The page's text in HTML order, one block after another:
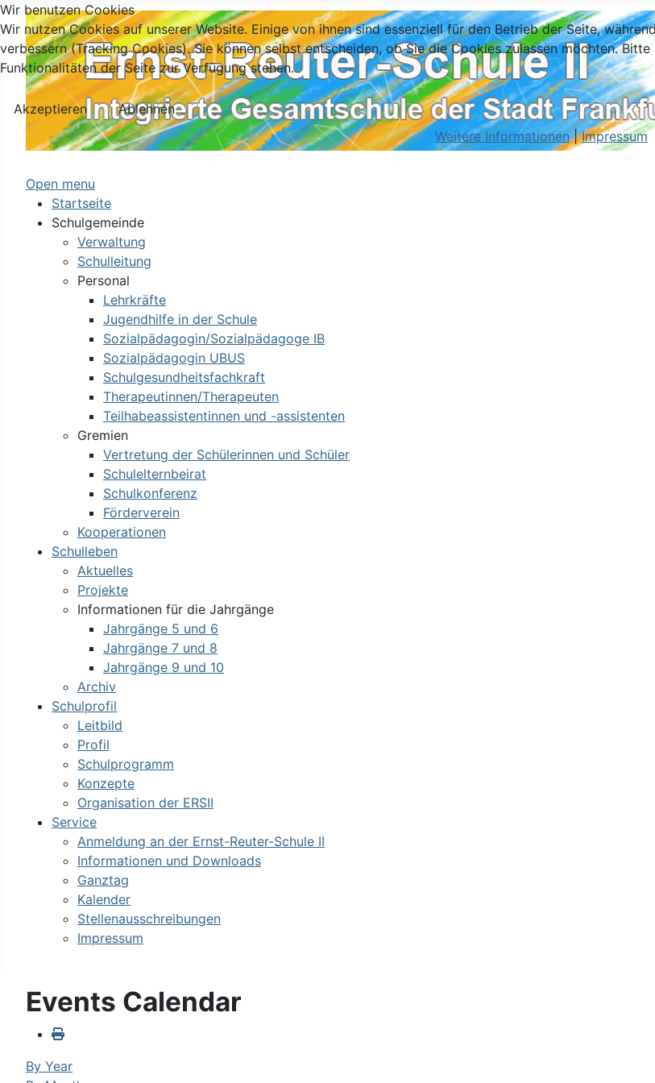
Open menu
Startseite
Schulgemeinde
Verwaltung
Schulleitung
Personal
Lehrkräfte
Jugendhilfe in der Schule
Sozialpädagogin/Sozialpädagoge IB
Sozialpädagogin UBUS
Schulgesundheitsfachkraft
Therapeutinnen/Therapeuten
Teilhabeassistentinnen und -assistenten
Gremien
Vertretung der Schülerinnen und Schüler
Schulelternbeirat
Schulkonferenz
Förderverein
Kooperationen
Schulleben
Aktuelles
Projekte
Informationen für die Jahrgänge
Jahrgänge 5 und 6
Jahrgänge 7 und 8
Jahrgänge 9 und 10
Archiv
Schulprofil
Leitbild
Profil
Schulprogramm
Konzepte
Organisation der ERSII
Service
Anmeldung an der Ernst-Reuter-Schule II
Informationen und Downloads
Ganztag
Kalender
Stellenausschreibungen
Impressum
Events Calendar
By Year
Wir benutzen Cookies
Wir nutzen Cookies auf unserer Website. Einige von ihnen sind essenziell für den Betrieb der Seite,
verbessern (Tracking Cookies). Sie können selbst entscheiden, ob Sie die Cookies zulassen möchten.
Funktionalitäten der Seite zur Verfügung stehen.
Akzeptieren
Ablehnen
Weitere Informationen|Impressum